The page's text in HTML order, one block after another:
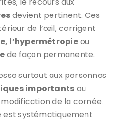
devient pertinent. Ces
de l’œil, corrigent
l’hypermétropieou
de façon permanente.
surtout aux personnes
importants ou
de la cornée.
est systématiquement